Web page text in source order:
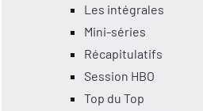
Les intégrales
Mini-séries
Récapitulatifs
Session HBO
Top du Top